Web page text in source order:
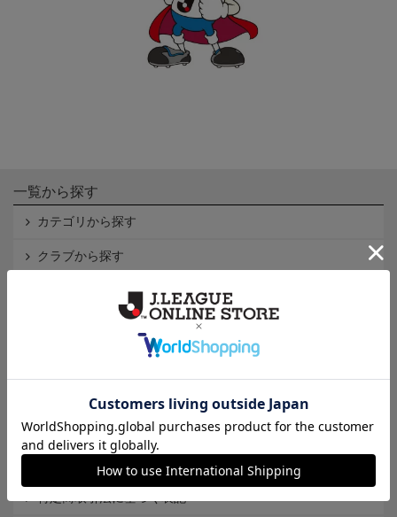
一覧から探す
カテゴリから探す
クラブから探す
Ｊ2
インフォメーション
Ｊリーグオンラインストアとは
個人情報保護方針
Cookieポリシー
特定商取引法に基づく表記